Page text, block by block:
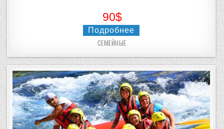
90$
Подробнее
Posted
СЕМЕЙНЫЕ